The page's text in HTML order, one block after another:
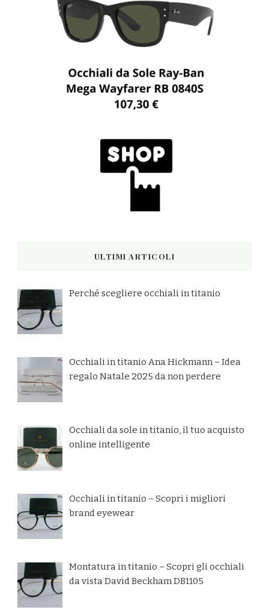
ULTIMI ARTICOLI
Perché scegliere occhiali in titanio
Occhiali in titanio Ana Hickmann – Idea
regalo Natale 2025 da non perdere
Occhiali da sole in titanio, il tuo acquisto
online intelligente
Occhiali in titanio – Scopri i migliori
brand eyewear
Montatura in titanio – Scopri gli occhiali
da vista David Beckham DB1105